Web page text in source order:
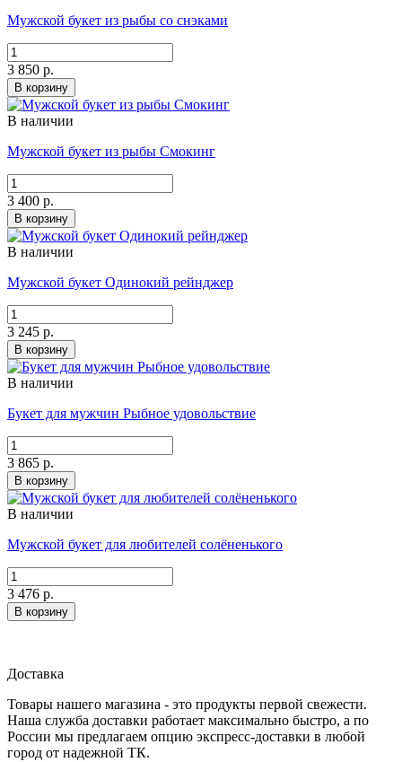
Мужской букет из рыбы со снэками
3 850 р.
В корзину
В наличии
Мужской букет из рыбы Смокинг
3 400 р.
В корзину
В наличии
Мужской букет Одинокий рейнджер
3 245 р.
В корзину
В наличии
Букет для мужчин Рыбное удовольствие
3 865 р.
В корзину
В наличии
Мужской букет для любителей солёненького
3 476 р.
В корзину
Доставка
Товары нашего магазина - это продукты первой свежести.
Наша служба доставки работает максимально быстро, а по
России мы предлагаем опцию экспресс-доставки в любой
город от надежной ТК.